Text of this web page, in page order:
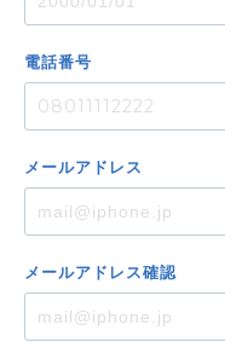
電話番号
メールアドレス
メールアドレス確認